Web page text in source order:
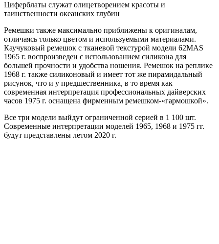
Циферблаты служат олицетворением красоты и
таинственности океанских глубин
Ремешки также максимально приближены к оригиналам,
отличаясь только цветом и используемыми материалами.
Каучуковый ремешок с тканевой текстурой модели 62MAS
1965 г. воспроизведен с использованием силикона для
большей прочности и удобства ношения. Ремешок на реплике
1968 г. также силиконовый и имеет тот же пирамидальный
рисунок, что и у предшественника, в то время как
современная интерпретация профессиональных дайверских
часов 1975 г. оснащена фирменным ремешком-«гармошкой».
Все три модели выйдут ограниченной серией в 1 100 шт.
Современные интерпретации моделей 1965, 1968 и 1975 гг.
будут представлены летом 2020 г.